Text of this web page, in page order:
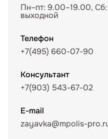
Пн–пт: 9.00–19.00,
выходной
Телефон
+7(495) 660-07-90
Консультант
+7(903) 543-67-02
E-mail
zayavka@mpolis-